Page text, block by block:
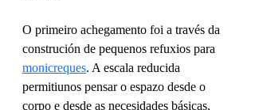
O primeiro achegamento foi a través da
construción de pequenos refuxios para
monicreques. A escala reducida
permitiunos pensar o espazo desde o
corpo e desde as necesidades básicas,